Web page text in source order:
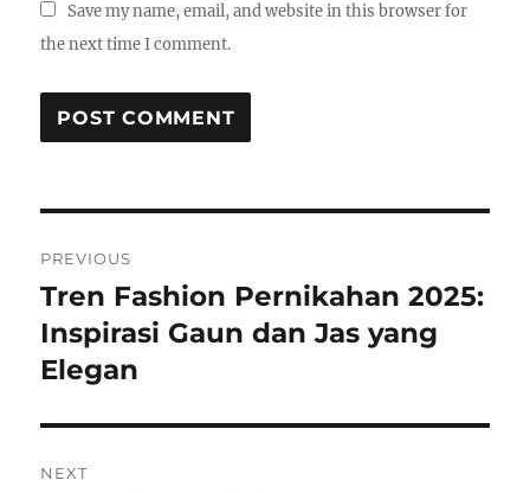
Save my name, email, and website in this browser for
the next time I comment.
navigation
PREVIOUS
Previous
post:
Tren Fashion Pernikahan 2025:
Inspirasi Gaun dan Jas yang
Elegan
NEXT